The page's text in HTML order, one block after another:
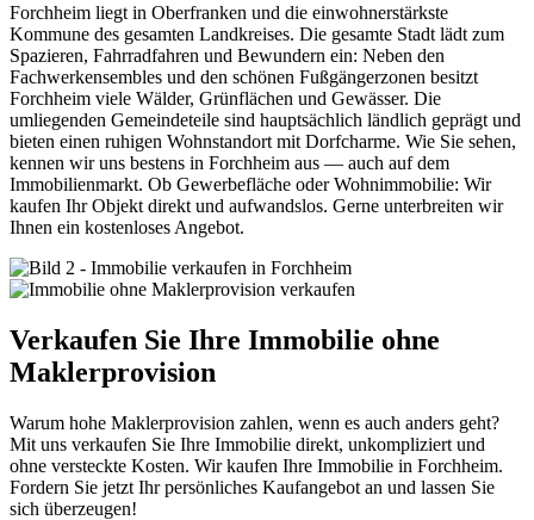
Forchheim liegt in Oberfranken und die einwohnerstärkste
Kommune des gesamten Landkreises. Die gesamte Stadt lädt zum
Spazieren, Fahrradfahren und Bewundern ein: Neben den
Fachwerkensembles und den schönen Fußgängerzonen besitzt
Forchheim viele Wälder, Grünflächen und Gewässer. Die
umliegenden Gemeindeteile sind hauptsächlich ländlich geprägt und
bieten einen ruhigen Wohnstandort mit Dorfcharme. Wie Sie sehen,
kennen wir uns bestens in Forchheim aus — auch auf dem
Immobilienmarkt. Ob Gewerbefläche oder Wohnimmobilie: Wir
kaufen Ihr Objekt direkt und aufwandslos. Gerne unterbreiten wir
Ihnen ein kostenloses Angebot.
Verkaufen Sie Ihre Immobilie ohne
Maklerprovision
Warum hohe Maklerprovision zahlen, wenn es auch anders geht?
Mit uns verkaufen Sie Ihre Immobilie direkt, unkompliziert und
ohne versteckte Kosten. Wir kaufen Ihre Immobilie in Forchheim.
Fordern Sie jetzt Ihr persönliches Kaufangebot an und lassen Sie
sich überzeugen!